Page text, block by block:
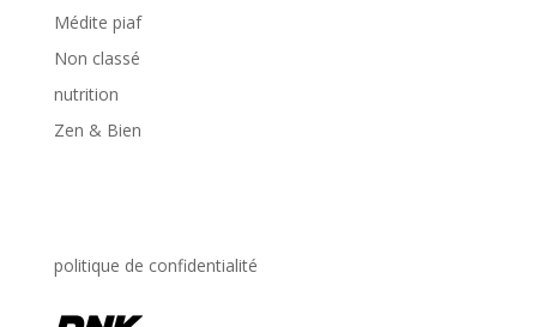
Médite piaf
Non classé
nutrition
Zen & Bien
politique de confidentialité